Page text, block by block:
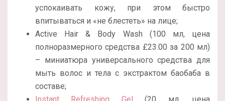
успокаивать кожу, при этом быстро
впитываться и «не блестеть» на лице;
Active Hair & Body Wash (100 мл, цена
полноразмерного средства £23.00 за 200 мл)
– миниатюра универсального средства для
мыть волос и тела с экстрактом баобаба в
составе;